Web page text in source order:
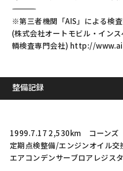
―――――――――――――――――――――――――――――――――
※第三者機関「AIS」による検
(株式会社オートモビル・イン
輌検査専門会社) http://
整備記録
1999.7.17 2,530km コーンズ
定期点検整備/エンジンオイル
エアコンデンサーブロアレジス